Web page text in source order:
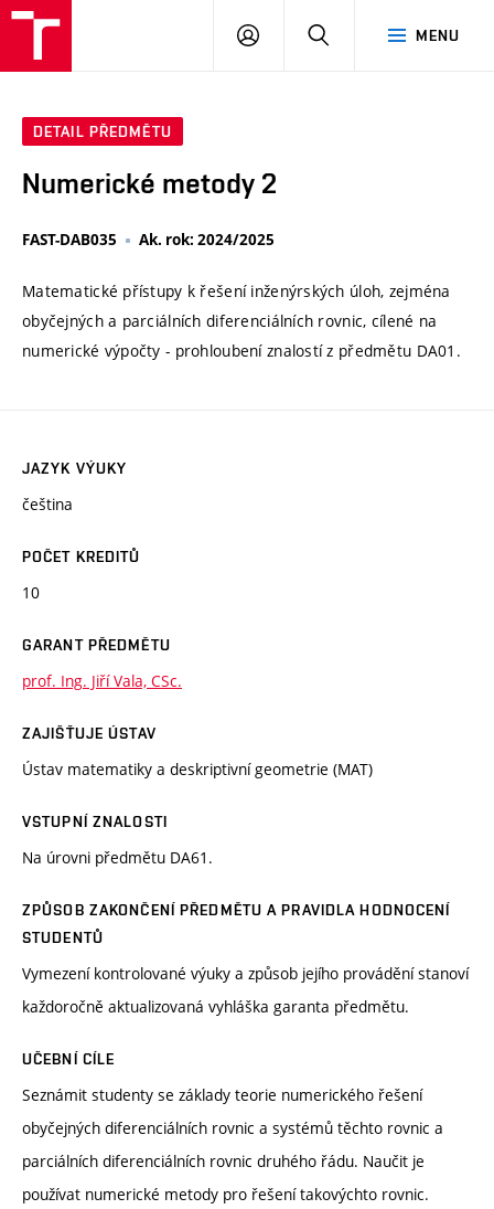
MENU
PŘIHLÁSIT
DETAIL PŘEDMĚTU
Numerické metody 2
FAST-DAB035 Ak. rok: 2024/2025
Matematické přístupy k řešení inženýrských úloh, zejména
obyčejných a parciálních diferenciálních rovnic, cílené na
numerické výpočty - prohloubení znalostí z předmětu DA01.
JAZYK VÝUKY
čeština
POČET KREDITŮ
10
GARANT PŘEDMĚTU
prof. Ing. Jiří Vala, CSc.
ZAJIŠŤUJE ÚSTAV
Ústav matematiky a deskriptivní geometrie (MAT)
VSTUPNÍ ZNALOSTI
Na úrovni předmětu DA61.
ZPŮSOB ZAKONČENÍ PŘEDMĚTU A PRAVIDLA HODNOCENÍ
STUDENTŮ
Vymezení kontrolované výuky a způsob jejího provádění stanoví
každoročně aktualizovaná vyhláška garanta předmětu.
UČEBNÍ CÍLE
Seznámit studenty se základy teorie numerického řešení
obyčejných diferenciálních rovnic a systémů těchto rovnic a
parciálních diferenciálních rovnic druhého řádu. Naučit je
používat numerické metody pro řešení takovýchto rovnic.